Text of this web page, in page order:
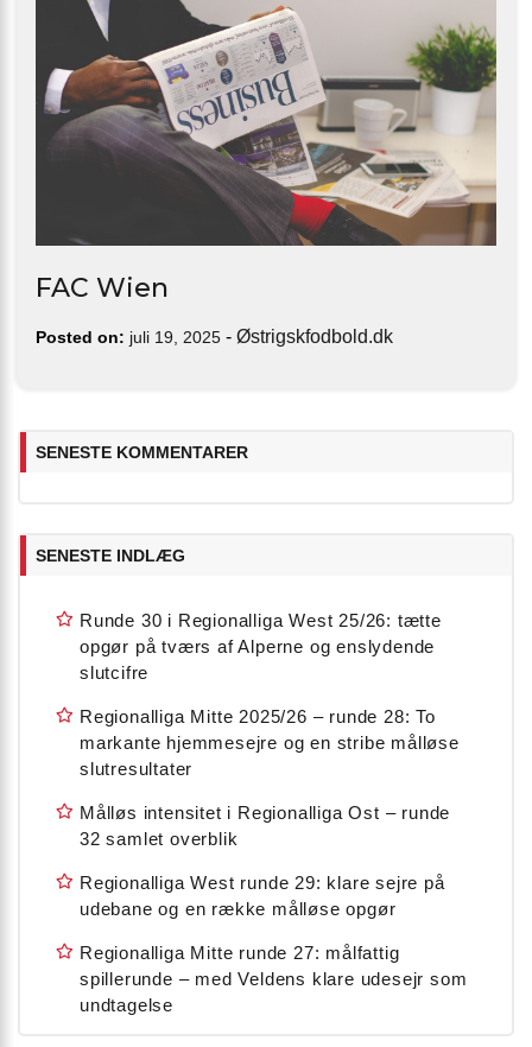
FAC Wien
Posted on: juli 19, 2025 - Østrigskfodbold.dk
SENESTE KOMMENTARER
SENESTE INDLÆG
Runde 30 i Regionalliga West 25/26: tætte
opgør på tværs af Alperne og enslydende
slutcifre
Regionalliga Mitte 2025/26 – runde 28: To
markante hjemmesejre og en stribe målløse
slutresultater
Målløs intensitet i Regionalliga Ost – runde
32 samlet overblik
Regionalliga West runde 29: klare sejre på
udebane og en række målløse opgør
Regionalliga Mitte runde 27: målfattig
spillerunde – med Veldens klare udesejr som
undtagelse